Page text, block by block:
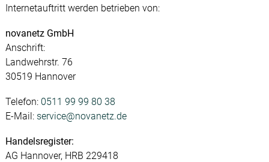
Internetauftritt werden betrieben von:
novanetz GmbH
Anschrift:
Landwehrstr. 76
30519 Hannover
Telefon: 0511 99 99 80 38
E-Mail: service@novanetz.de
Handelsregister:
AG Hannover, HRB 229418